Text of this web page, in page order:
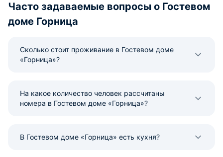
Часто задаваемые вопросы о Гостевом
доме Горница
Сколько стоит проживание в Гостевом доме
«Горница»?
На какое количество человек рассчитаны
номера в Гостевом доме «Горница»?
В Гостевом доме «Горница» есть кухня?